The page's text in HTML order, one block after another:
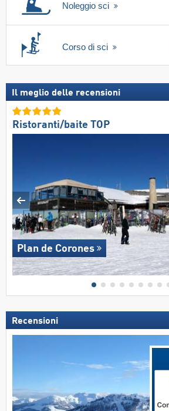
Noleggio sci
Corso di sci
Il meglio delle recensioni
Ristoranti/baite TOP
Plan de Corones
Recensioni